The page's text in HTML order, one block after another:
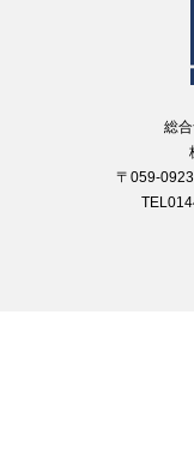
総
〒059-